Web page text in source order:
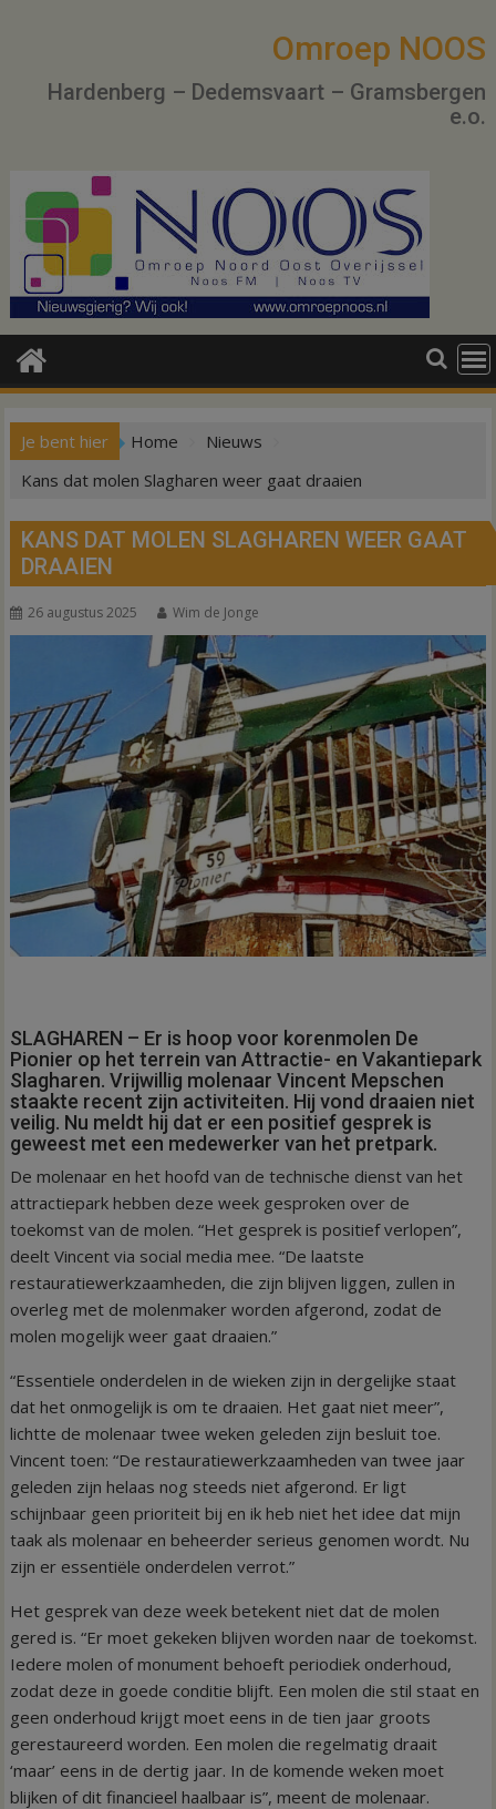
Omroep NOOS
Hardenberg – Dedemsvaart – Gramsbergen
e.o.
Je bent hier Home
Nieuws
Kans dat molen Slagharen weer gaat draaien
KANS DAT MOLEN SLAGHAREN WEER GAAT
DRAAIEN
26 augustus 2025 Wim de Jonge
SLAGHAREN – Er is hoop voor korenmolen De
Pionier op het terrein van Attractie- en Vakantiepark
Slagharen. Vrijwillig molenaar Vincent Mepschen
staakte recent zijn activiteiten. Hij vond draaien niet
veilig. Nu meldt hij dat er een positief gesprek is
geweest met een medewerker van het pretpark.
De molenaar en het hoofd van de technische dienst van het
attractiepark hebben deze week gesproken over de
toekomst van de molen. “Het gesprek is positief verlopen”,
deelt Vincent via social media mee. “De laatste
restauratiewerkzaamheden, die zijn blijven liggen, zullen in
overleg met de molenmaker worden afgerond, zodat de
molen mogelijk weer gaat draaien.”
“Essentiele onderdelen in de wieken zijn in dergelijke staat
dat het onmogelijk is om te draaien. Het gaat niet meer”,
lichtte de molenaar twee weken geleden zijn besluit toe.
Vincent toen: “De restauratiewerkzaamheden van twee jaar
geleden zijn helaas nog steeds niet afgerond. Er ligt
schijnbaar geen prioriteit bij en ik heb niet het idee dat mijn
taak als molenaar en beheerder serieus genomen wordt. Nu
zijn er essentiële onderdelen verrot.”
Het gesprek van deze week betekent niet dat de molen
gered is. “Er moet gekeken blijven worden naar de toekomst.
Iedere molen of monument behoeft periodiek onderhoud,
zodat deze in goede conditie blijft. Een molen die stil staat en
geen onderhoud krijgt moet eens in de tien jaar groots
gerestaureerd worden. Een molen die regelmatig draait
‘maar’ eens in de dertig jaar. In de komende weken moet
blijken of dit financieel haalbaar is”, meent de molenaar.